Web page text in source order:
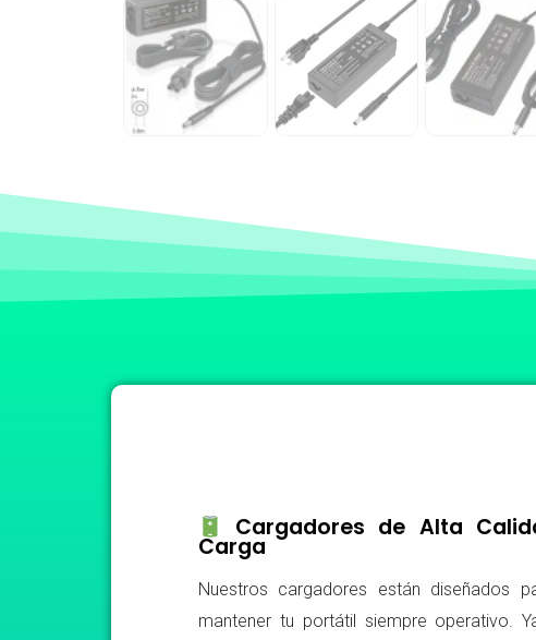
Cargadores de Alta
Carga
Nuestros cargadores están diseñados
mantener tu portátil siempre operativo.